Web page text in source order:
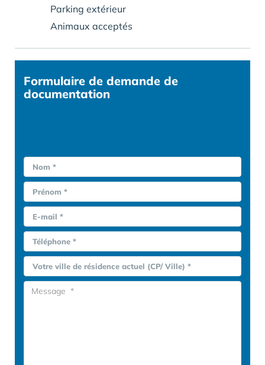
Parking extérieur
Animaux acceptés
Formulaire de demande de
documentation
Nom *
Prénom *
E-mail *
Téléphone *
Votre ville de résidence actuel (CP/ Ville) *